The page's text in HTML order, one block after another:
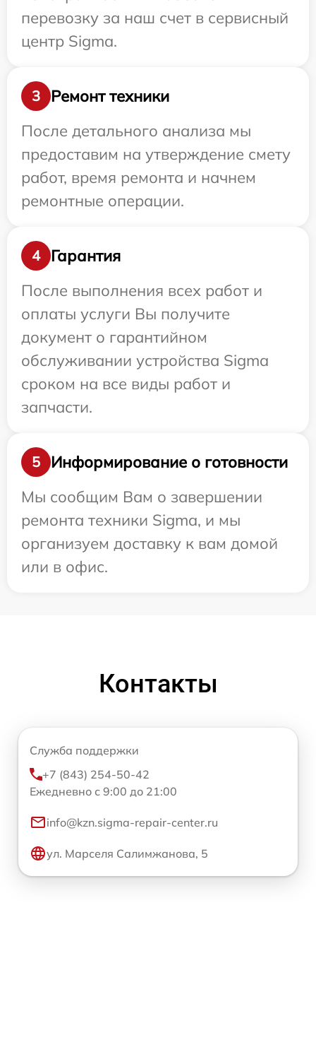
перевозку за наш счет в сервисный
центр Sigma.
3
Ремонт техники
После детального анализа мы
предоставим на утверждение смету
работ, время ремонта и начнем
ремонтные операции.
4
Гарантия
После выполнения всех работ и
оплаты услуги Вы получите
документ о гарантийном
обслуживании устройства Sigma
сроком на все виды работ и
запчасти.
5
Информирование о готовности
Мы сообщим Вам о завершении
ремонта техники Sigma, и мы
организуем доставку к вам домой
или в офис.
Контакты
Служба поддержки
+7 (843) 254-50-42
Ежедневно с 9:00 до 21:00
info@kzn.sigma-repair-center.ru
ул. Марселя Салимжанова, 5